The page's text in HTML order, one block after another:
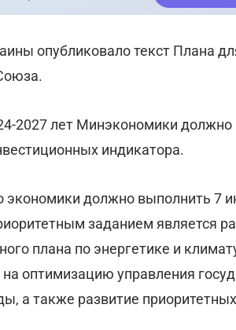
опубликовало текст Плана
2027 лет Минэкономики
индикатора.
экономики должно выполнить 7
заданием является
плана по энергетике и
оптимизацию управления
а также развитие